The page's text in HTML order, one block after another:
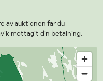
av auktionen får du
mottagit din betalning.